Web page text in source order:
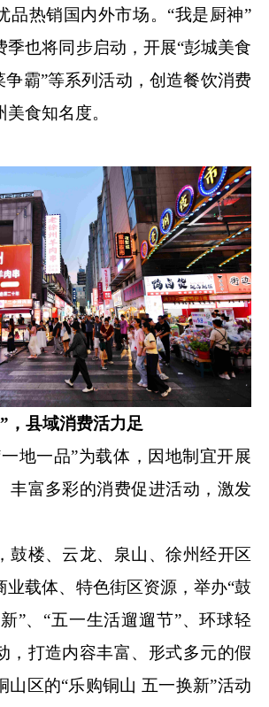
品热销国内外市场。“我是厨神”
季也将同步启动，开展“彭城美食
争霸”等系列活动，创造餐饮消费
食知名度。
，县域消费活力足
一品”为载体，因地制宜开展
丰富多彩的消费促进活动，激发
楼、云龙、泉山、徐州经开区
业载体、特色街区资源，举办“鼓
”、“五一生活遛遛节”、环球轻
，打造内容丰富、形式多元的假
山区的“乐购铜山 五一换新”活动